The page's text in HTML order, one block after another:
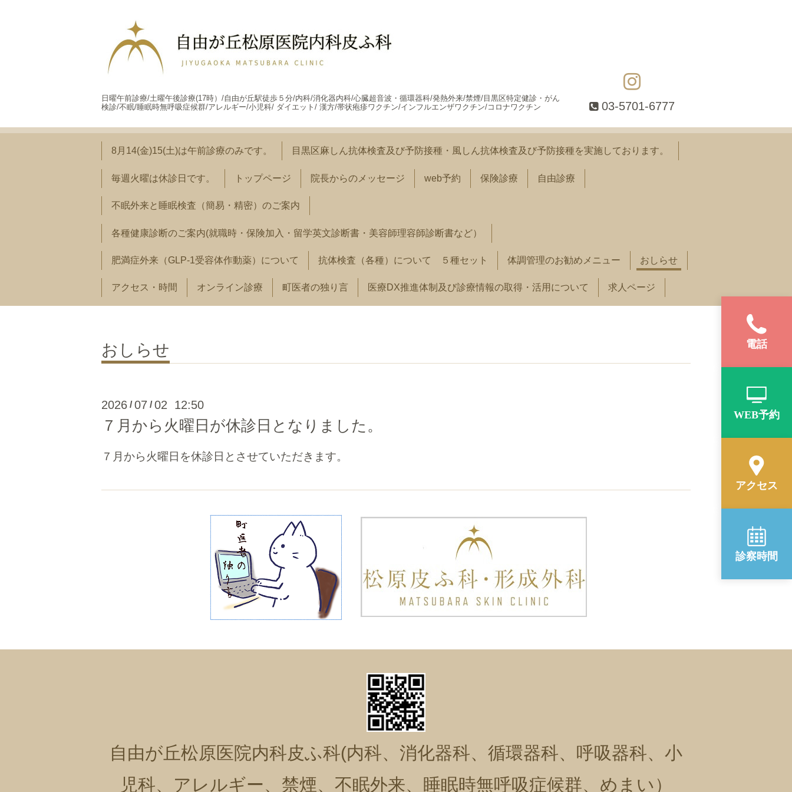
日曜午前診療/土曜午後診療(17時）/自由が丘駅徒歩５分/内科/消化器内科/心臓超音波・循環器科/発熱外来/禁煙/目黒区特定健診・がん
検診/不眠/睡眠時無呼吸症候群/アレルギー/小児科/ ダイエット/ 漢方/帯状疱疹ワクチン/インフルエンザワクチン/コロナワクチン
03-5701-6777
8月14(金)15(土)は午前診療のみです。 目黒区麻しん抗体検査及び予防接種・風しん抗体検査及び予防接種を実施しております。
毎週火曜は休診日です。 トップページ 院長からのメッセージ web予約 保険診療 自由診療
不眠外来と睡眠検査（簡易・精密）のご案内
各種健康診断のご案内(就職時・保険加入・留学英文診断書・美容師理容師診断書など）
肥満症外来（GLP-1受容体作動薬）について 抗体検査（各種）について ５種セット 体調管理のお勧めメニュー おしらせ
アクセス・時間 オンライン診療 町医者の独り言 医療DX推進体制及び診療情報の取得・活用について 求人ページ
おしらせ
2026 /07 /02 12:50
７月から火曜日が休診日となりました。
７月から火曜日を休診日とさせていただきます。
自由が丘松原医院内科皮ふ科(内科、消化器科、循環器科、呼吸器科、小
児科、アレルギー、禁煙、不眠外来、睡眠時無呼吸症候群、めまい）
電話
WEB予約
アクセス
診察時間